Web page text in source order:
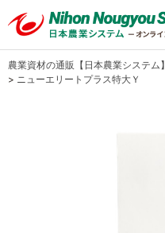
農業資材の通販【日本農業システム】
> ニューエリートプラス特大Ｙ